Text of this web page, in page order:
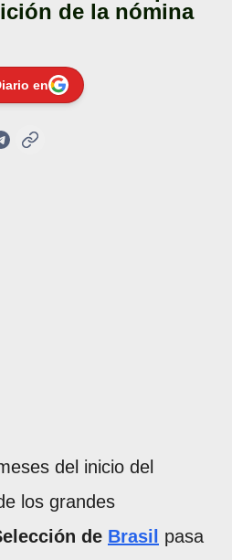
de la nómina
en
del inicio del
los grandes
de Brasil
pasa